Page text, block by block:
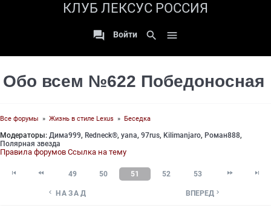
КЛУБ ЛЕКСУС РОССИЯ
 Войти search 
Обо всем №622 Победоносная
Все форумы » Жизнь в стиле Lexus » Беседка
Модераторы: Дима999, Redneck®, yana, 97rus, Kilimanjaro, Роман888,
Полярная звезда
Правила форумов Ссылка на тему
  49 50 51 52 53  
 НАЗАД ВПЕРЕД 